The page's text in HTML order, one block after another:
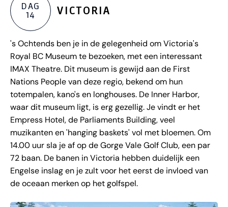
DAG
14
VICTORIA
's Ochtends ben je in de gelegenheid om Victoria's
Royal BC Museum te bezoeken, met een interessant
IMAX Theatre. Dit museum is gewijd aan de First
Nations People van deze regio, bekend om hun
totempalen, kano's en longhouses. De Inner Harbor,
waar dit museum ligt, is erg gezellig. Je vindt er het
Empress Hotel, de Parliaments Building, veel
muzikanten en 'hanging baskets' vol met bloemen. Om
14.00 uur sla je af op de Gorge Vale Golf Club, een par
72 baan. De banen in Victoria hebben duidelijk een
Engelse inslag en je zult voor het eerst de invloed van
de oceaan merken op het golfspel.